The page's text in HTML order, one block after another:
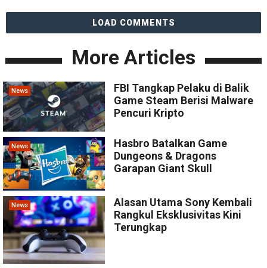
LOAD COMMENTS
More Articles
News
FBI Tangkap Pelaku di Balik
Game Steam Berisi Malware
Pencuri Kripto
News
Hasbro Batalkan Game
Dungeons & Dragons
Garapan Giant Skull
News
Alasan Utama Sony Kembali
Rangkul Eksklusivitas Kini
Terungkap